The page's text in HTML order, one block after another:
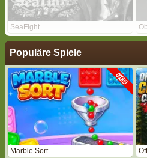
SeaFight
Populäre Spiele
Marble Sort